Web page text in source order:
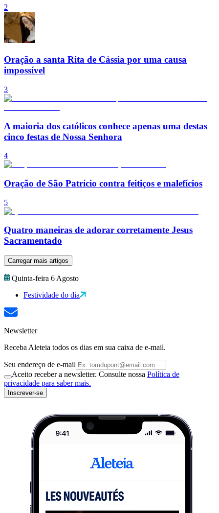
2
Oração a santa Rita de Cássia por uma causa
impossível
3
A maioria dos católicos conhece apenas uma destas
cinco festas de Nossa Senhora
4
Oração de São Patrício contra feitiços e malefícios
5
Quatro maneiras de adorar corretamente Jesus
Sacramentado
Carregar mais artigos
Quinta-feira 6 Agosto
Festividade do dia
Newsletter
Receba Aleteia todos os dias em sua caixa de e-mail.
Seu endereço de e-mail
Aceito receber a newsletter. Consulte nossa Política de
privacidade para saber mais.
Inscrever-se